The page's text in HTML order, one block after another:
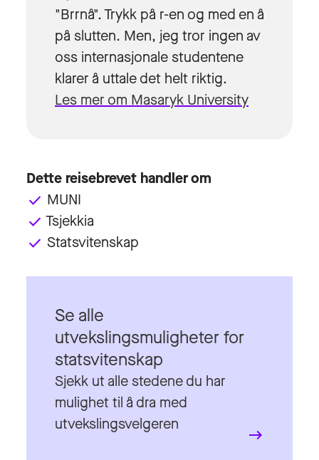
"Brrnå". Trykk på r-en og med en å
på slutten. Men, jeg tror ingen av
oss internasjonale studentene
klarer å uttale det helt riktig.
Les mer om Masaryk University
Dette reisebrevet handler om
done MUNI
done Tsjekkia
done Statsvitenskap
Sjekk ut alle stedene du har
mulighet til å dra med
utvekslingsvelgeren